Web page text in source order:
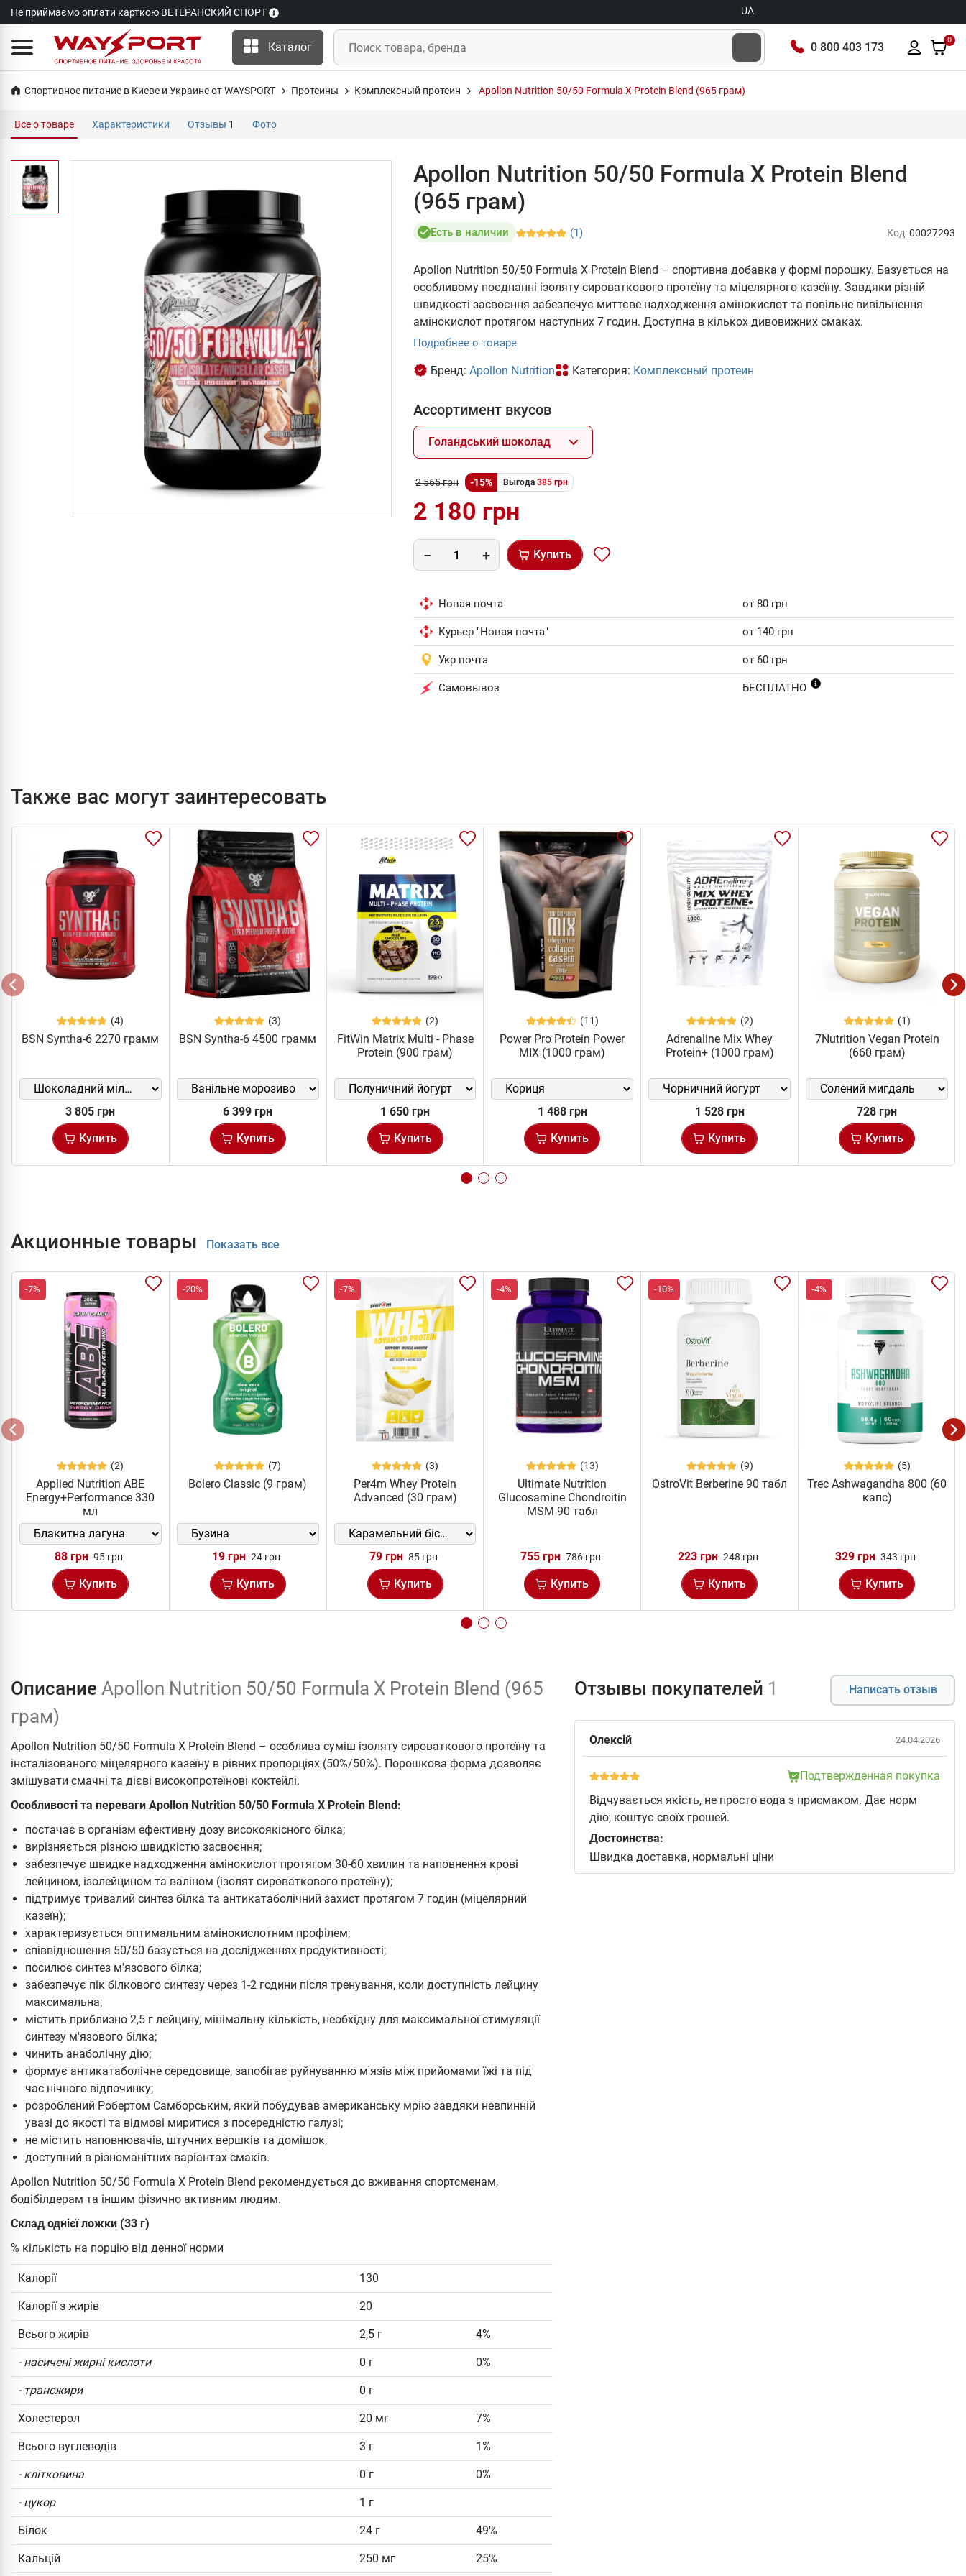
Не приймаємо оплати карткою ВЕТЕРАНСКИЙ СПОРТ UA
Каталог 0 800 403 173
0
Спортивное питание в Киеве и Украине от WAYSPORT Протеины Комплексный протеин Apollon Nutrition 50/50 Formula X Protein Blend (965 грам)
Все о товаре Характеристики Отзывы 1 Фото
Apollon Nutrition 50/50 Formula X Protein Blend
(965 грам)
Есть в наличии (1) Код:00027293
Apollon Nutrition 50/50 Formula X Protein Blend – спортивна добавка у формі порошку. Базується на
особливому поєднанні ізоляту сироваткового протеїну та міцелярного казеїну. Завдяки різній
швидкості засвоєння забезпечує миттєве надходження амінокислот та повільне вивільнення
амінокислот протягом наступних 7 годин. Доступна в кількох дивовижних смаках.
Подробнее о товаре
Бренд: Apollon Nutrition Категория: Комплексный протеин
Ассортимент вкусов
Голандський шоколад
2 565 грн -15% Выгода 385 грн
2 180 грн
Купить
Новая почта от 80 грн
Курьер "Новая почта" от 140 грн
Укр почта от 60 грн
Самовывоз БЕСПЛАТНО
Также вас могут заинтересовать
(4)
BSN Syntha-6 2270 грамм
3 805 грн
Купить
(3)
BSN Syntha-6 4500 грамм
6 399 грн
Купить
(2)
FitWin Matrix Multi - Phase
Protein (900 грам)
1 650 грн
Купить
(11)
Power Pro Protein Power
MIX (1000 грам)
1 488 грн
Купить
(2)
Adrenaline Mix Whey
Protein+ (1000 грам)
1 528 грн
Купить
(1)
7Nutrition Vegan Protein
(660 грам)
728 грн
Купить
Акционные товары Показать все
-7%
(2)
Applied Nutrition ABE
Energy+Performance 330
мл
88 грн 95 грн
Купить
-20%
(7)
Bolero Classic (9 грам)
19 грн 24 грн
Купить
-7%
(3)
Per4m Whey Protein
Advanced (30 грам)
79 грн 85 грн
Купить
-4%
(13)
Ultimate Nutrition
Glucosamine Chondroitin
MSM 90 табл
755 грн 786 грн
Купить
-10%
(9)
OstroVit Berberine 90 табл
223 грн 248 грн
Купить
-4%
(5)
Trec Ashwagandha 800 (60
капс)
329 грн 343 грн
Купить
Описание Apollon Nutrition 50/50 Formula X Protein Blend (965
грам)
Apollon Nutrition 50/50 Formula X Protein Blend – особлива суміш ізоляту сироваткового протеїну та
інсталізованого міцелярного казеїну в рівних пропорціях (50%/50%). Порошкова форма дозволяє
змішувати смачні та дієві високопротеїнові коктейлі.
Особливості та переваги Apollon Nutrition 50/50 Formula X Protein Blend:
постачає в організм ефективну дозу високоякісного білка;
вирізняється різною швидкістю засвоєння;
забезпечує швидке надходження амінокислот протягом 30-60 хвилин та наповнення крові
лейцином, ізолейцином та валіном (ізолят сироваткового протеїну);
підтримує тривалий синтез білка та антикатаболічний захист протягом 7 годин (міцелярний
казеїн);
характеризується оптимальним амінокислотним профілем;
співвідношення 50/50 базується на дослідженнях продуктивності;
посилює синтез м'язового білка;
забезпечує пік білкового синтезу через 1-2 години після тренування, коли доступність лейцину
максимальна;
містить приблизно 2,5 г лейцину, мінімальну кількість, необхідну для максимальної стимуляції
синтезу м'язового білка;
чинить анаболічну дію;
формує антикатаболічне середовище, запобігає руйнуванню м'язів між прийомами їжі та під
час нічного відпочинку;
розроблений Робертом Самборським, який побудував американську мрію завдяки невпинній
увазі до якості та відмові миритися з посередністю галузі;
не містить наповнювачів, штучних вершків та домішок;
доступний в різноманітних варіантах смаків.
Apollon Nutrition 50/50 Formula X Protein Blend рекомендується до вживання спортсменам,
бодібілдерам та іншим фізично активним людям.
Склад однієї ложки (33 г)
% кількість на порцію від денної норми
Калорії 130
Калорії з жирів 20
Всього жирів 2,5 г 4%
- насичені жирні кислоти 0 г 0%
- трансжири 0 г
Холестерол 20 мг 7%
Всього вуглеводів 3 г 1%
- клітковина 0 г 0%
- цукор 1 г
Білок 24 г 49%
Кальцій 250 мг 25%
Отзывы покупателей 1 Написать отзыв
Олексій 24.04.2026
Подтвержденная покупка
Відчувається якість, не просто вода з присмаком. Дає норм
дію, коштує своїх грошей.
Достоинства:
Швидка доставка, нормальні ціни